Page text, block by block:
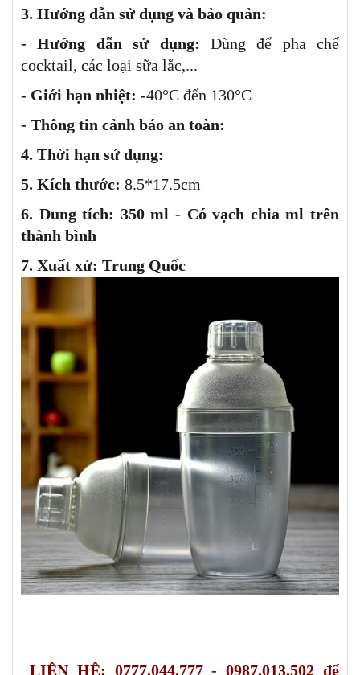
3. Hướng dẫn sử dụng và bảo quản:
- Hướng dẫn sử dụng: Dùng để pha chế
cocktail, các loại sữa lắc,...
- Giới hạn nhiệt: -40°C đến 130°C
- Thông tin cảnh báo an toàn:
4. Thời hạn sử dụng:
5. Kích thước: 8.5*17.5cm
6. Dung tích: 350 ml - Có vạch chia ml trên
thành bình
7. Xuất xứ: Trung Quốc
LIÊNHỆ: 0777.044.777 - 0987.013.502 để